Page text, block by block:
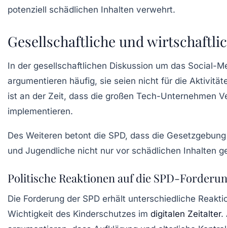
potenziell schädlichen Inhalten verwehrt.
Gesellschaftliche und
In der gesellschaftlichen Diskussion um das Social-
argumentieren häufig, sie seien nicht für die
ist an der Zeit, dass die großen Tech-Unternehmen
implementieren.
Des Weiteren betont die SPD, dass die
und Jugendliche nicht nur vor schädlichen Inhalten
Politische Reaktionen auf die SPD-
Die Forderung der SPD erhält unterschiedliche
Wichtigkeit des Kinderschutzes im digitalen Zeitalter.